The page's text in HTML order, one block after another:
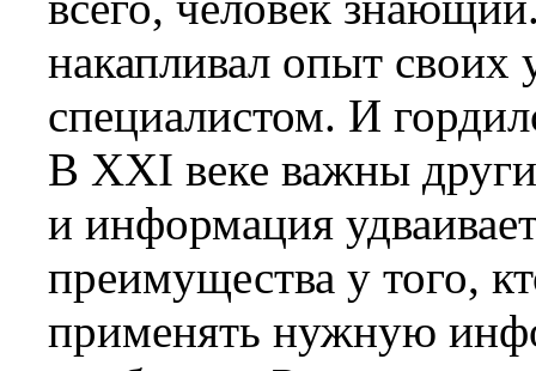
накапливал опыт своих
специалистом. И
В XXI веке важны
и информация
преимущества у того,
применять нужную